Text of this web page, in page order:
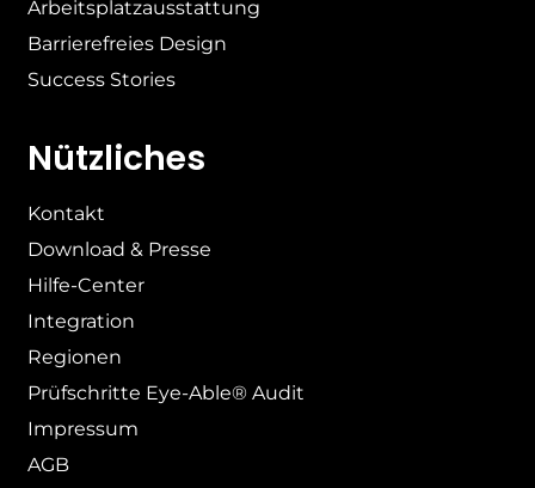
Arbeitsplatzausstattung
Barrierefreies Design
Success Stories
Nützliches
Kontakt
Download & Presse
Hilfe-Center
Integration
Regionen
Prüfschritte Eye-Able® Audit
Impressum
AGB